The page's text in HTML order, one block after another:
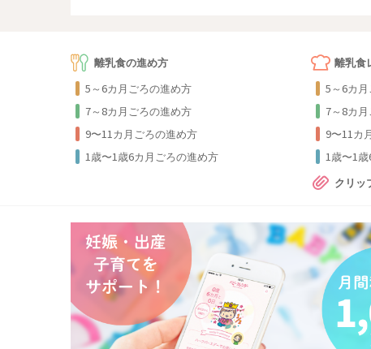
離乳食の進め方
5～6カ月ごろの進め方
7～8カ月ごろの進め方
9〜11カ月ごろの進め方
1歳〜1歳6カ月ごろの進め方
離乳食
5～6カ
7～8カ
9〜11カ
1歳〜1
クリッ